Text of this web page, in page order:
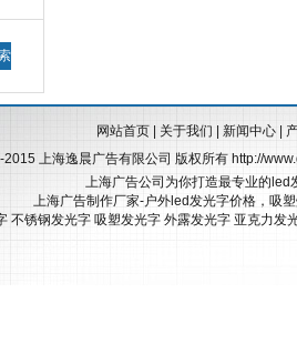
网站首页| 关于我们 新闻中心|
上海逸晨广告有限公司 版权所有 http://
上海广告公司为你打造最专业的
上海广告制作厂家-户外led发光字价格，吸
不锈钢发光字 吸塑发光字 外露发光字 亚克力发